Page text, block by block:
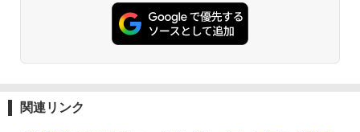
関連リンク